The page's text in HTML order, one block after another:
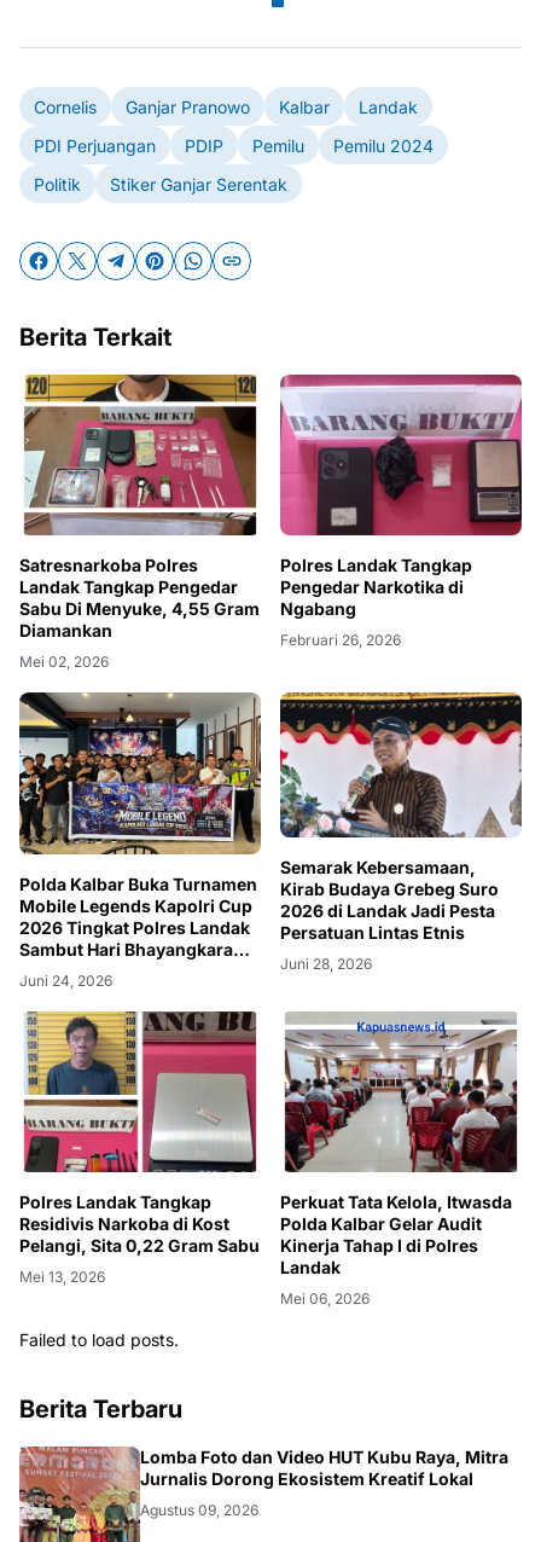
Cornelis Ganjar Pranowo Kalbar
Landak
PDI Perjuangan
PDIP Pemilu
Pemilu 2024
Politik
Stiker Ganjar Serentak
Berita Terkait
Satresnarkoba Polres
Landak Tangkap Pengedar
Sabu Di Menyuke, 4,55 Gram
Diamankan
Mei 02, 2026
Polres Landak Tangkap
Pengedar Narkotika di
Ngabang
Februari 26, 2026
Polda Kalbar Buka Turnamen
Mobile Legends Kapolri Cup
2026 Tingkat Polres Landak
Sambut Hari Bhayangkara
ke-80
Juni 24, 2026
Semarak Kebersamaan,
Kirab Budaya Grebeg Suro
2026 di Landak Jadi Pesta
Persatuan Lintas Etnis
Juni 28, 2026
Polres Landak Tangkap
Residivis Narkoba di Kost
Pelangi, Sita 0,22 Gram Sabu
Mei 13, 2026
Perkuat Tata Kelola, Itwasda
Polda Kalbar Gelar Audit
Kinerja Tahap I di Polres
Landak
Mei 06, 2026
Failed to load posts.
Berita Terbaru
DAERAH
Lomba Foto dan Video HUT Kubu Raya, Mitra
Jurnalis Dorong Ekosistem Kreatif Lokal
Agustus 09, 2026